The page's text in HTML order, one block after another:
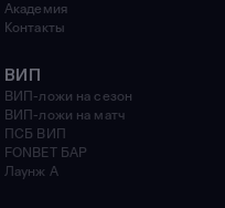
Академия
Контакты
ВИП
ВИП-ложи на сезон
ВИП-ложи на матч
ПСБ ВИП
FONBET БАР
Лаунж A